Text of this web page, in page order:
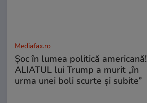
Mediafax.ro
Șoc în lumea politică americană!
ALIATUL lui Trump a murit „în
urma unei boli scurte și subite”